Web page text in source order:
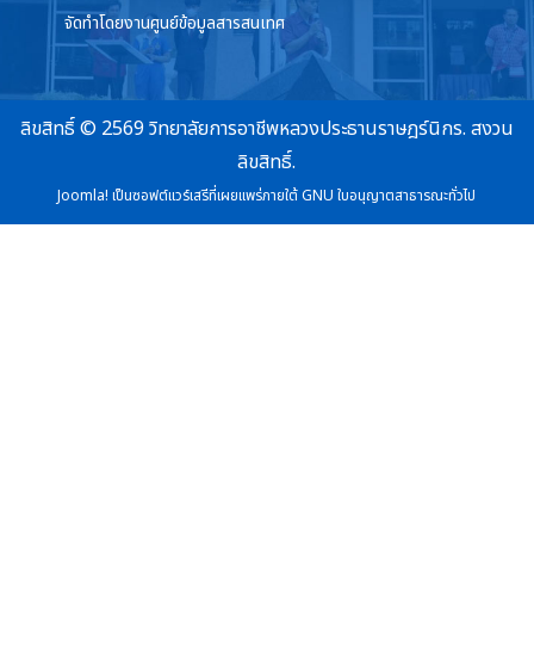
จัดทำโดยงานศูนย์ข้อมูลสารสนเทศ
ลิขสิทธิ์ © 2569 วิทยาลัยการอาชีพหลวงประธานราษฎร์นิกร. สงวน
ลิขสิทธิ์.
Joomla! เป็นซอฟต์แวร์เสรีที่เผยแพร่ภายใต้GNU ใบอนุญาตสาธารณะทั่วไป